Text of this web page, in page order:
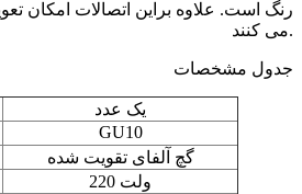
رنگ است. علاوه براین اتصالات امکان
می کنند.
جدول مشخصات
یک عدد
GU10
گچ آلفای تقویت شده
220 ولت